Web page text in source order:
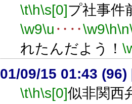
\t\h\s[0]プ社事件
\w9\u ‥‥\w9\h\n
れたんだよう！
01/09/15 01:43 (96)
\t\h\s[0]似非関西